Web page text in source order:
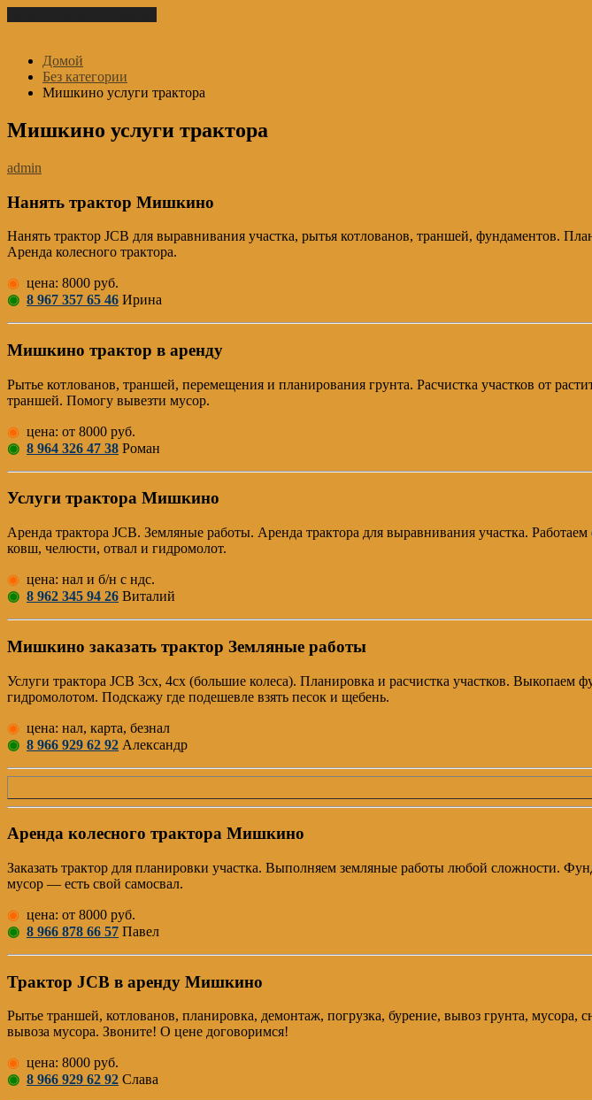
Домой
Без категории
Мишкино услуги трактора
Мишкино услуги трактора
admin
Нанять трактор Мишкино
Нанять трактор JCB для выравнивания участка, рытья котлованов, траншей, фундаментов.
Аренда колесного трактора.
◉ цена: 8000 руб.
◉ 8 967 357 65 46 Ирина
Мишкино трактор в аренду
Рытье котлованов, траншей, перемещения и планирования грунта. Расчистка участков от
траншей. Помогу вывезти мусор.
◉ цена: от 8000 руб.
◉ 8 964 326 47 38 Роман
Услуги трактора Мишкино
Аренда трактора JCB. Земляные работы. Аренда трактора для выравнивания участка.
ковш, челюсти, отвал и гидромолот.
◉ цена: нал и б/н с ндс.
◉ 8 962 345 94 26 Виталий
Мишкино заказать трактор Земляные работы
Услуги трактора JCB 3cx, 4cx (большие колеса). Планировка и расчистка участков.
гидромолотом. Подскажу где подешевле взять песок и щебень.
◉ цена: нал, карта, безнал
◉ 8 966 929 62 92 Александр
Аренда колесного трактора Мишкино
Заказать трактор для планировки участка. Выполняем земляные работы любой сложности.
мусор — есть свой самосвал.
◉ цена: от 8000 руб.
◉ 8 966 878 66 57 Павел
Трактор JCB в аренду Мишкино
Рытье траншей, котлованов, планировка, демонтаж, погрузка, бурение, вывоз грунта, мусора,
вывоза мусора. Звоните! О цене договоримся!
◉ цена: 8000 руб.
◉ 8 966 929 62 92 Слава